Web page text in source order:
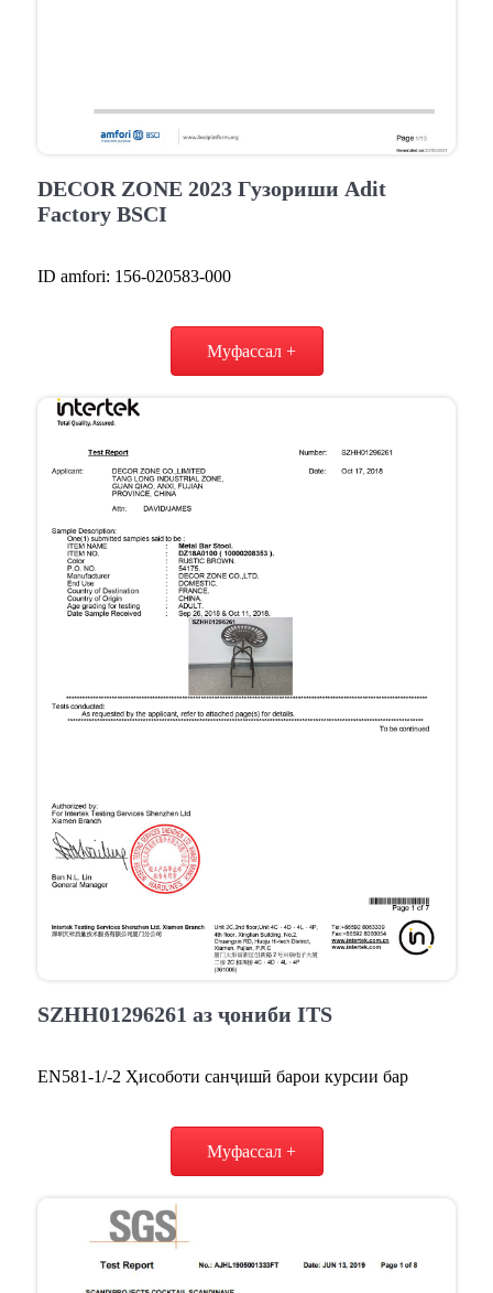
DECOR ZONE 2023 Гузориши Adit
Factory BSCI
ID amfori: 156-020583-000
Муфассал +
SZHH01296261 аз ҷониби ITS
EN581-1/-2 Ҳисоботи санҷишӣ барои курсии бар
Муфассал +